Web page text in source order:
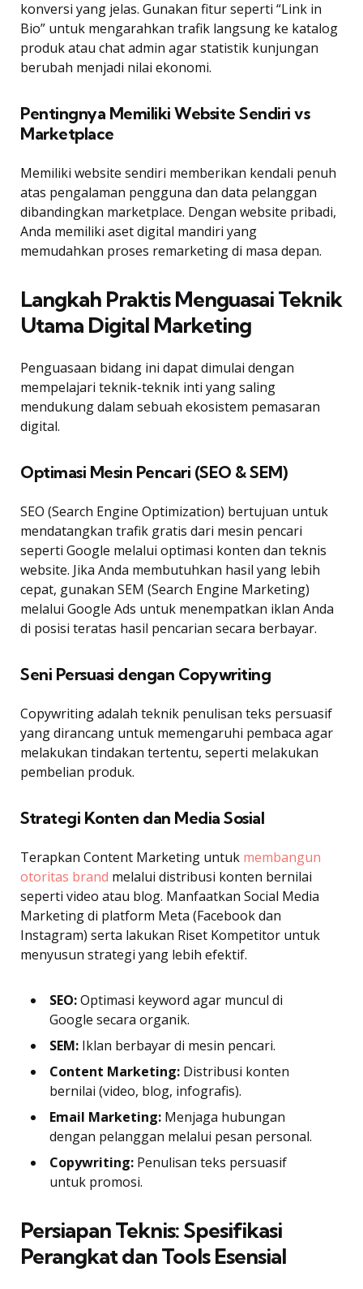
konversi yang jelas. Gunakan fitur seperti “Link in
Bio” untuk mengarahkan trafik langsung ke katalog
produk atau chat admin agar statistik kunjungan
berubah menjadi nilai ekonomi.
Pentingnya Memiliki Website Sendiri vs
Marketplace
Memiliki website sendiri memberikan kendali penuh
atas pengalaman pengguna dan data pelanggan
dibandingkan marketplace. Dengan website pribadi,
Anda memiliki aset digital mandiri yang
memudahkan proses remarketing di masa depan.
Langkah Praktis Menguasai Teknik
Utama Digital Marketing
Penguasaan bidang ini dapat dimulai dengan
mempelajari teknik-teknik inti yang saling
mendukung dalam sebuah ekosistem pemasaran
digital.
Optimasi Mesin Pencari (SEO & SEM)
SEO (Search Engine Optimization) bertujuan untuk
mendatangkan trafik gratis dari mesin pencari
seperti Google melalui optimasi konten dan teknis
website. Jika Anda membutuhkan hasil yang lebih
cepat, gunakan SEM (Search Engine Marketing)
melalui Google Ads untuk menempatkan iklan Anda
di posisi teratas hasil pencarian secara berbayar.
Seni Persuasi dengan Copywriting
Copywriting adalah teknik penulisan teks persuasif
yang dirancang untuk memengaruhi pembaca agar
melakukan tindakan tertentu, seperti melakukan
pembelian produk.
Strategi Konten dan Media Sosial
Terapkan Content Marketing untuk membangun
otoritas brand melalui distribusi konten bernilai
seperti video atau blog. Manfaatkan Social Media
Marketing di platform Meta (Facebook dan
Instagram) serta lakukan Riset Kompetitor untuk
menyusun strategi yang lebih efektif.
SEO:Optimasi keyword agar muncul di
Google secara organik.
SEM: Iklan berbayar di mesin pencari.
Content Marketing: Distribusi konten
bernilai (video, blog, infografis).
Email Marketing: Menjaga hubungan
dengan pelanggan melalui pesan personal.
Copywriting: Penulisan teks persuasif
untuk promosi.
Persiapan Teknis: Spesifikasi
Perangkat dan Tools Esensial